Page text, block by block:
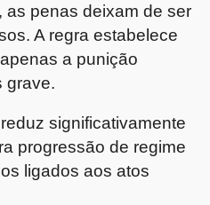
as penas deixam de ser
A regra estabelece
a punição
grave.
significativamente
progressão de regime
ligados aos atos